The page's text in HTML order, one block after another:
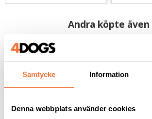
Samtycke Information
Denna webbplats använder cookies
Andra köpte även